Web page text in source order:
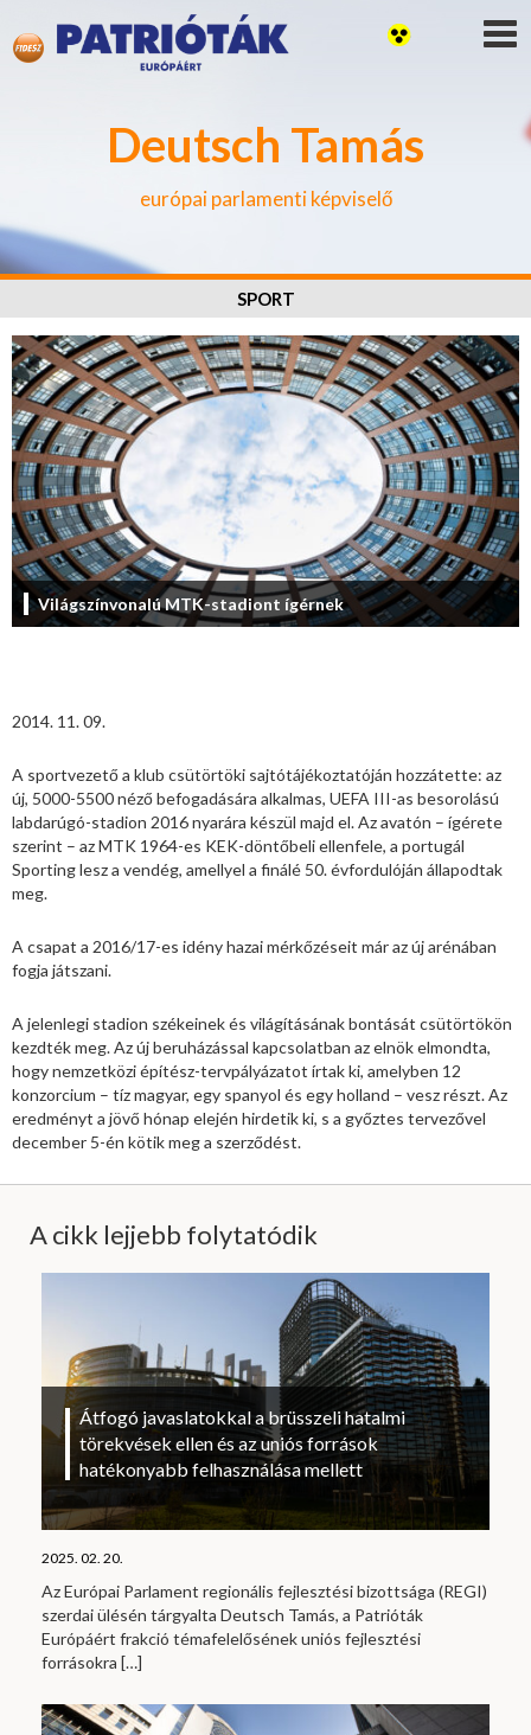
Deutsch Tamás
európai parlamenti képviselő
SPORT
Világszínvonalú MTK-stadiont ígérnek
2014. 11. 09.
A sportvezető a klub csütörtöki sajtótájékoztatóján hozzátette: az
új, 5000-5500 néző befogadására alkalmas, UEFA III-as besorolású
labdarúgó-stadion 2016 nyarára készül majd el. Az avatón – ígérete
szerint – az MTK 1964-es KEK-döntőbeli ellenfele, a portugál
Sporting lesz a vendég, amellyel a finálé 50. évfordulóján állapodtak
meg.
A csapat a 2016/17-es idény hazai mérkőzéseit már az új arénában
fogja játszani.
A jelenlegi stadion székeinek és világításának bontását csütörtökön
kezdték meg. Az új beruházással kapcsolatban az elnök elmondta,
hogy nemzetközi építész-tervpályázatot írtak ki, amelyben 12
konzorcium – tíz magyar, egy spanyol és egy holland – vesz részt. Az
eredményt a jövő hónap elején hirdetik ki, s a győztes tervezővel
december 5-én kötik meg a szerződést.
A cikk lejjebb folytatódik
Átfogó javaslatokkal a brüsszeli hatalmi
törekvések ellen és az uniós források
hatékonyabb felhasználása mellett
2025. 02. 20.
Az Európai Parlament regionális fejlesztési bizottsága (REGI)
szerdai ülésén tárgyalta Deutsch Tamás, a Patrióták
Európáért frakció témafelelősének uniós fejlesztési
forrásokra […]